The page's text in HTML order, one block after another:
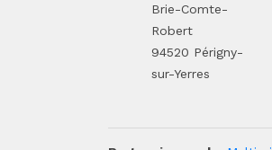
Brie-Comte-
Robert
94520 Périgny-
sur-Yerres